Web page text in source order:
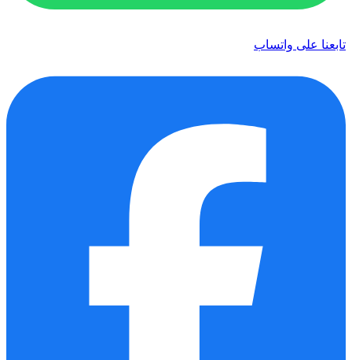
تابعنا على واتساب